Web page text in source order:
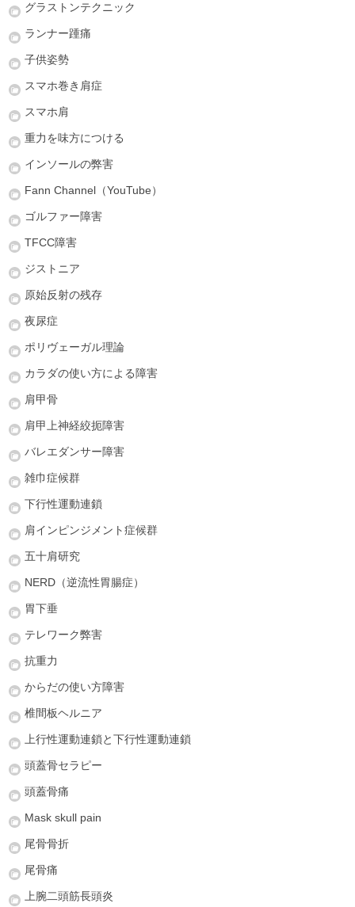
グラストンテクニック
ランナー踵痛
子供姿勢
スマホ巻き肩症
スマホ肩
重力を味方につける
インソールの弊害
Fann Channel（YouTube）
ゴルファー障害
TFCC障害
ジストニア
原始反射の残存
夜尿症
ポリヴェーガル理論
カラダの使い方による障害
肩甲骨
肩甲上神経絞扼障害
バレエダンサー障害
雑巾症候群
下行性運動連鎖
肩インピンジメント症候群
五十肩研究
NERD（逆流性胃腸症）
胃下垂
テレワーク弊害
抗重力
からだの使い方障害
椎間板ヘルニア
上行性運動連鎖と下行性運動連鎖
頭蓋骨セラピー
頭蓋骨痛
Mask skull pain
尾骨骨折
尾骨痛
上腕二頭筋長頭炎